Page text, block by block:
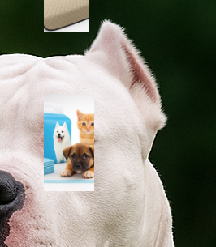
Nobleza
cani 120
prezzo